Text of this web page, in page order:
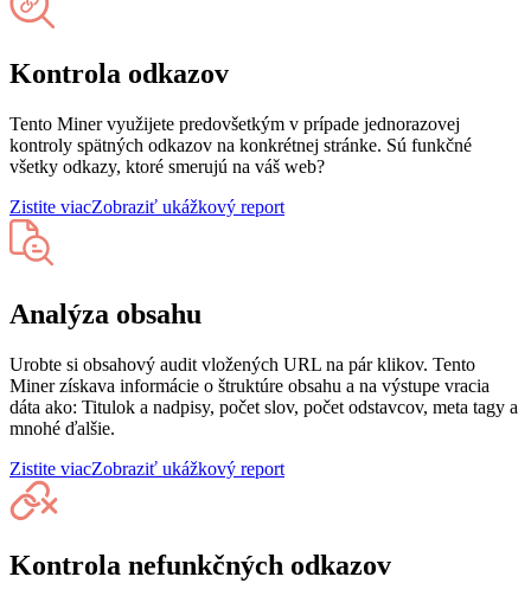
Kontrola odkazov
Tento Miner využijete predovšetkým v prípade jednorazovej
kontroly spätných odkazov na konkrétnej stránke. Sú funkčné
všetky odkazy, ktoré smerujú na váš web?
Zistite viacZobraziť ukážkový report
Analýza obsahu
Urobte si obsahový audit vložených URL na pár klikov. Tento
Miner získava informácie o štruktúre obsahu a na výstupe vracia
dáta ako: Titulok a nadpisy, počet slov, počet odstavcov, meta tagy a
mnohé ďalšie.
Zistite viacZobraziť ukážkový report
Kontrola nefunkčných odkazov